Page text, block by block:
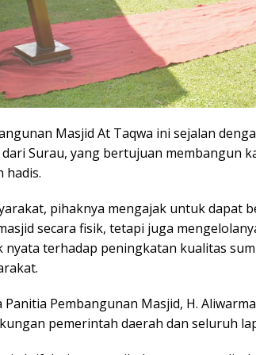
Masjid At Taqwa ini sejalan
Surau, yang bertujuan membangun
hadis.
pihaknya mengajak untuk dapat
secara fisik, tetapi juga
nyata terhadap peningkatan kualitas
Pembangunan Masjid, H.
pemerintah daerah dan seluruh